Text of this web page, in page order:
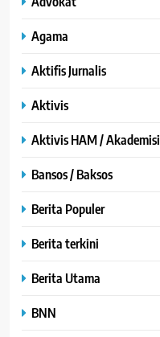
Agama
Aktifis Jurnalis
Aktivis
Aktivis HAM / Akademisi
Bansos / Baksos
Berita Populer
Berita terkini
Berita Utama
BNN